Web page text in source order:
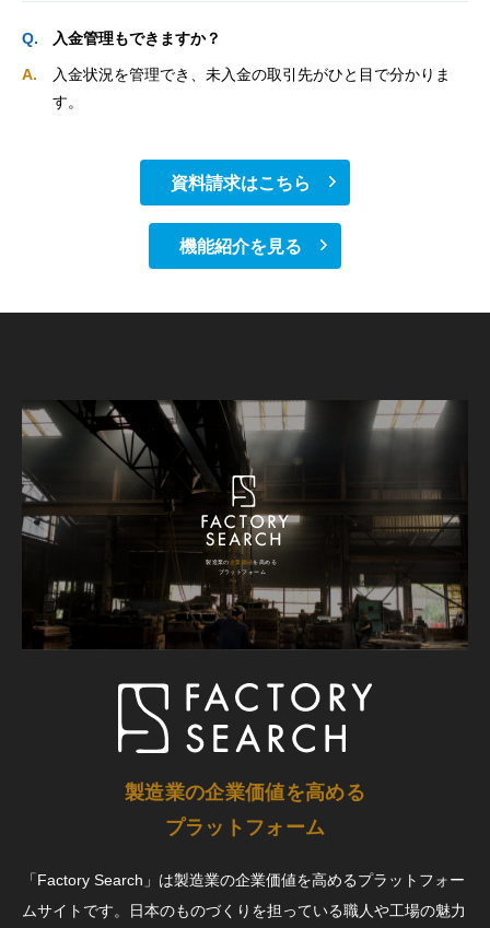
入金管理もできますか？
入金状況を管理でき、未入金の取引先がひと目で分かりま
す。
資料請求はこちら
機能紹介を見る
製造業の企業価値を高める
プラットフォーム
「Factory Search」は製造業の企業価値を高めるプラットフォー
ムサイトです。日本のものづくりを担っている職人や工場の魅力